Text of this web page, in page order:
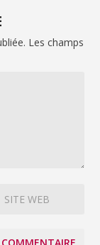
Les champs